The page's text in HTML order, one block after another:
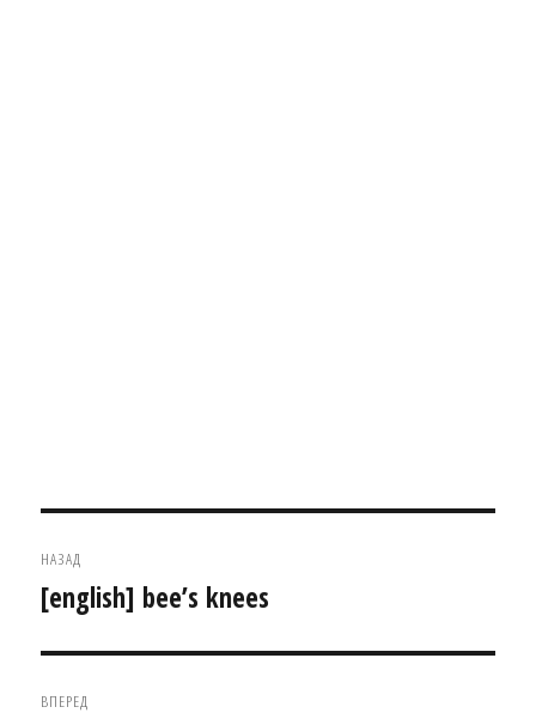
записів
НАЗАД
Попередній
[english] bee’s knees
ВПЕРЕД